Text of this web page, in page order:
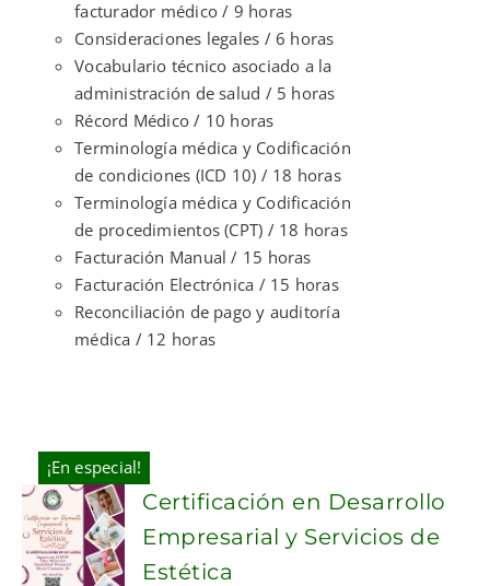
facturador médico / 9 horas
Consideraciones legales / 6 horas
Vocabulario técnico asociado a la
administración de salud / 5 horas
Récord Médico / 10 horas
Terminología médica y Codificación
de condiciones (ICD 10) / 18 horas
Terminología médica y Codificación
de procedimientos (CPT) / 18 horas
Facturación Manual / 15 horas
Facturación Electrónica / 15 horas
Reconciliación de pago y auditoría
médica / 12 horas
¡En especial!
ADD TO
CART
Certificación en Desarrollo
Empresarial y Servicios de
Estética